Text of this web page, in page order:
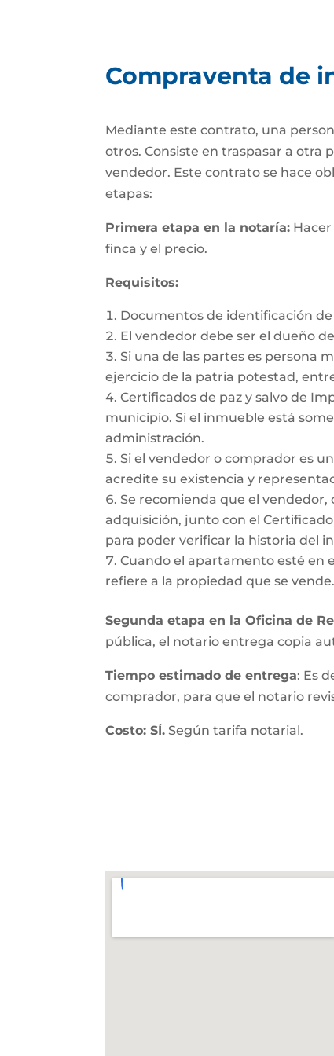
Compraventa de
Mediante este contrato, una
otros. Consiste en traspasar a otra
vendedor. Este contrato se hace
etapas:
Primera etapa en la notaría:
finca y el precio.
Requisitos:
Documentos de identificación de
El vendedor debe ser el dueño
Si una de las partes es persona
ejercicio de la patria potestad,
Certificados de paz y salvo de
municipio. Si el inmueble está
administración.
Si el vendedor o comprador es
acredite su existencia y
Se recomienda que el
adquisición, junto con el
para poder verificar la historia del
Cuando el apartamento esté en
refiere a la propiedad que se vende.
Segunda etapa en la Oficina de
pública, el notario entrega copia
Tiempo estimado de entrega: Es
comprador, para que el notario
Costo: SÍ. Según tarifa notarial.